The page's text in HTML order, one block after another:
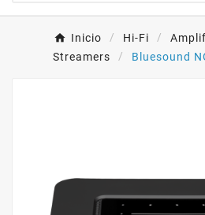
Inicio Hi-Fi
Streamers
Bluesound